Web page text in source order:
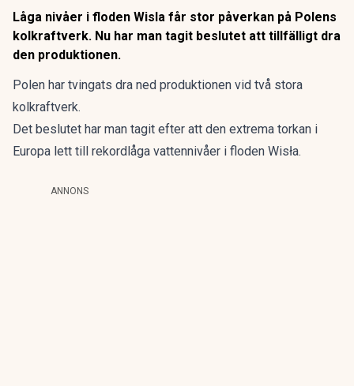
Låga nivåer i floden Wisla får stor påverkan på Polens
kolkraftverk. Nu har man tagit beslutet att tillfälligt dra
den produktionen.
Polen har tvingats dra ned produktionen vid två stora
kolkraftverk.
Det beslutet har man tagit efter att den extrema torkan i
Europa lett till rekordlåga vattennivåer i floden Wisła.
ANNONS